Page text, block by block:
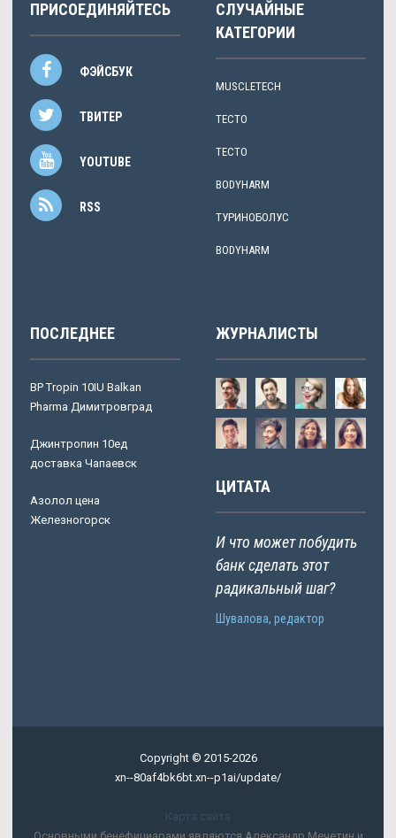
ПРИСОЕДИНЯЙТЕСЬ
ФЭЙСБУК
ТВИТЕР
YOUTUBE
RSS
СЛУЧАЙНЫЕ
КАТЕГОРИИ
MUSCLETECH
ТЕСТО
ТЕСТО
BODYHARM
ТУРИНОБОЛУС
BODYHARM
ПОСЛЕДНЕЕ
BP Tropin 10IU Balkan
Pharma Димитровград
Джинтропин 10ед
доставка Чапаевск
Азолол цена
Железногорск
ЖУРНАЛИСТЫ
ЦИТАТА
И что может побудить
банк сделать этот
радикальный шаг?
Шувалова, редактор
Copyright © 2015-2026
xn--80af4bk6bt.xn--p1ai/update/
Карта сайта